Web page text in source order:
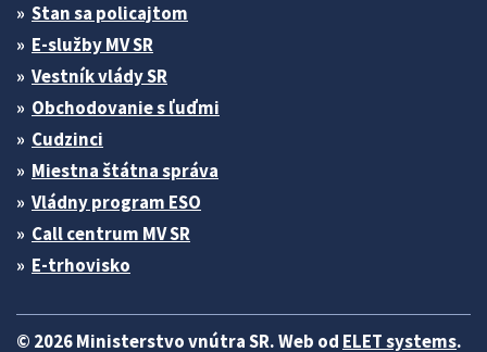
Stan sa policajtom
E-služby MV SR
Vestník vlády SR
Obchodovanie s ľuďmi
Cudzinci
Miestna štátna správa
Vládny program ESO
Call centrum MV SR
E-trhovisko
© 2026 Ministerstvo vnútra SR. Web od ELET systems.